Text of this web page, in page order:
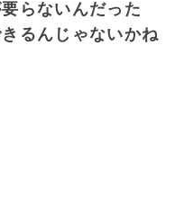
らないんだった
るんじゃないかね